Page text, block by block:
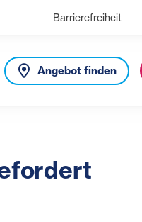
Barrierefreiheit
Angebot finden